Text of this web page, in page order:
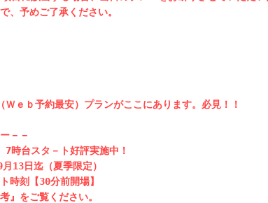
、予めご了承ください。
Ｗｅｂ予約最安）プランがここにあります。必見！！
－－
7時台スタ－ト好評実施中！
13日迄（夏季限定）
時刻【30分前開場】
』をご覧ください。